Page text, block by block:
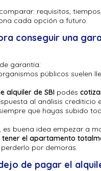
requisitos,
cada opción a futuro.
conseguir una
garantía:
públicos suelen
alquiler de SBI podés
al análisis crediticio
que hayas subido
es buena idea empezar a
tener el apartamento
perderlo por demoras.
de pagar el